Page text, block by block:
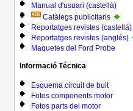
Manual d'usuari (castellà)
Catàlegs publicitaris
Reportatges revistes (castellà)
Reportatges revistes (anglés)
Maquetes del Ford Probe
Informació Técnica
Esquema circuit de buit
Fotos components motor
Fotos parts del motor